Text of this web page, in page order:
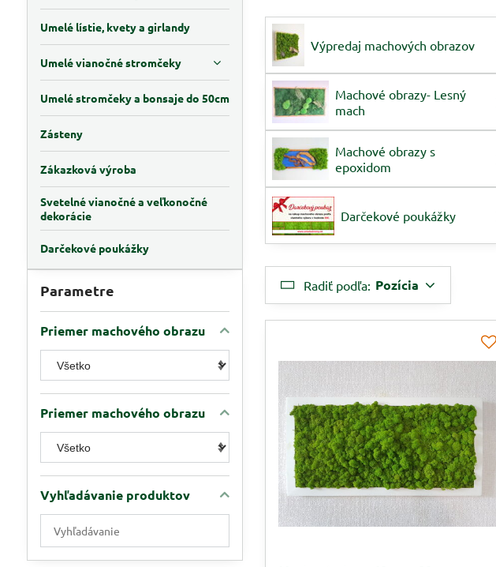
Výpredaj machových obrazov
Machové obrazy- Lesný
mach
Machové obrazy s
epoxidom
Darčekové poukážky
Radiť podľa: Pozícia
Parametre
Priemer machového obrazu
Priemer machového obrazu
Vyhľadávanie produktov
Zadajte
požadovaný
rozmer-
Umelé lístie, kvety a girlandy
Umelé vianočné stromčeky
Umelé stromčeky a bonsaje do 50cm
Zásteny
Zákazková výroba
Svetelné vianočné a veľkonočné
dekorácie
Darčekové poukážky